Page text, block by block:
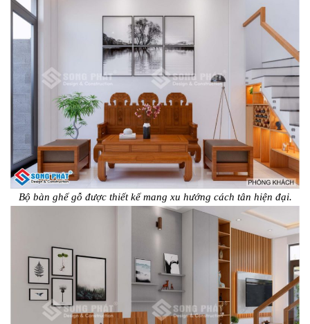
Bộ bàn ghế gỗ được thiết kế mang xu hướng cách tân hiện đại.